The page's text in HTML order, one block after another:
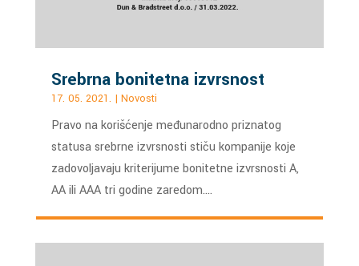
Srebrna bonitetna izvrsnost
17. 05. 2021. | Novosti
Pravo na korišćenje međunarodno priznatog
statusa srebrne izvrsnosti stiču kompanije koje
zadovoljavaju kriterijume bonitetne izvrsnosti A,
AA ili AAA tri godine zaredom….